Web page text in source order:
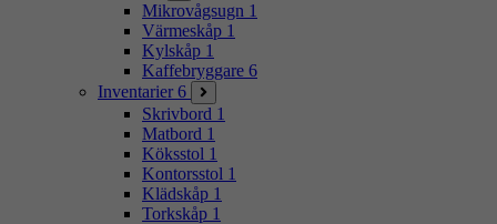
Mikrovågsugn 1
Värmeskåp 1
Kylskåp 1
Kaffebryggare 6
Inventarier 6
Skrivbord 1
Matbord 1
Köksstol 1
Kontorsstol 1
Klädskåp 1
Torkskåp 1